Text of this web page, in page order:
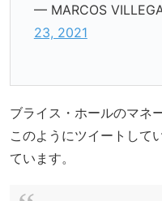
— MARCOS
23, 2021
ブライス・ホールのマネ
このようにツイートして
ています。